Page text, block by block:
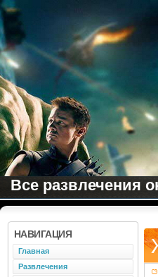
Все развлечения
НАВИГАЦИЯ
Главная
Развлечения